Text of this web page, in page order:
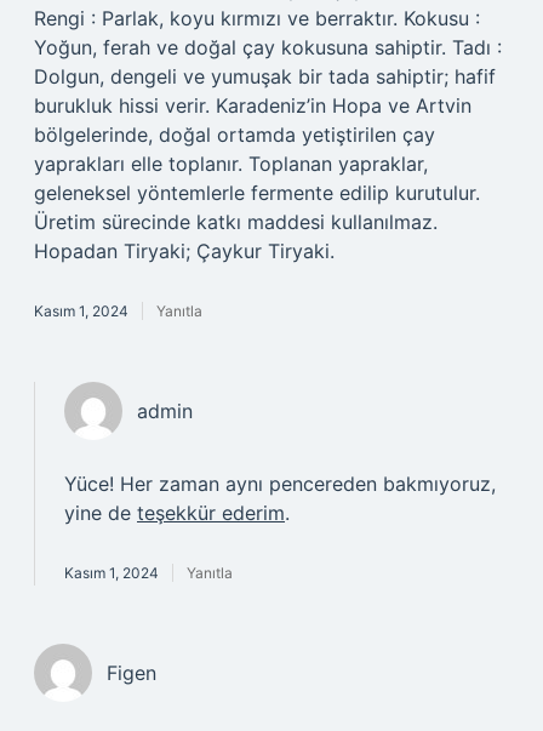
Rengi : Parlak, koyu kırmızı ve berraktır. Kokusu :
Yoğun, ferah ve doğal çay kokusuna sahiptir. Tadı :
Dolgun, dengeli ve yumuşak bir tada sahiptir; hafif
burukluk hissi verir. Karadeniz’in Hopa ve Artvin
bölgelerinde, doğal ortamda yetiştirilen çay
yaprakları elle toplanır. Toplanan yapraklar,
geleneksel yöntemlerle fermente edilip kurutulur.
Üretim sürecinde katkı maddesi kullanılmaz.
Hopadan Tiryaki; Çaykur Tiryaki.
Kasım 1, 2024 Yanıtla
admin
Yüce! Her zaman aynı pencereden bakmıyoruz,
yine de teşekkür ederim.
Kasım 1, 2024 Yanıtla
Figen